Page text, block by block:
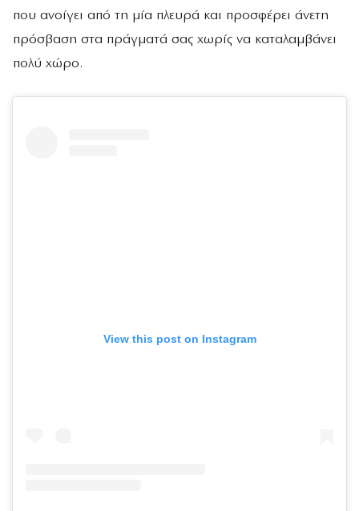
που ανοίγει από τη μία πλευρά και προσφέρει άνετη
πρόσβαση στα πράγματά σας χωρίς να καταλαμβάνει
πολύ χώρο.
View this post on Instagram